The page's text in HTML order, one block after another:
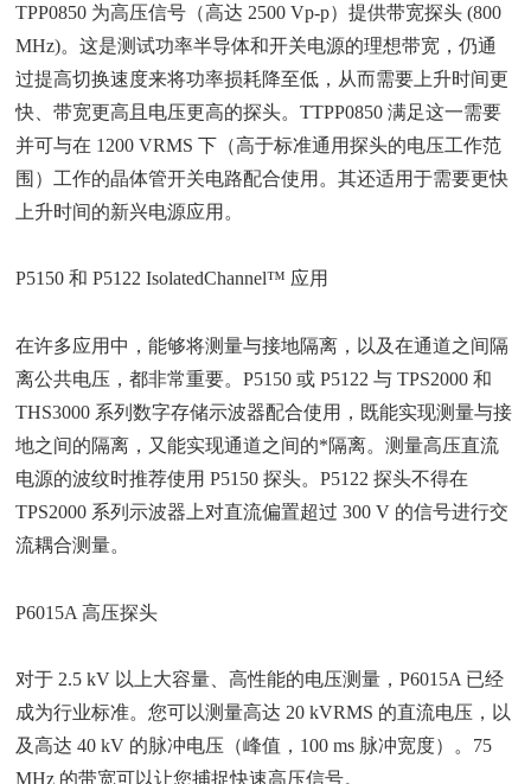
TPP0850 为高压信号（高达 2500 Vp-p）提供带宽探头 (800
MHz)。这是测试功率半导体和开关电源的理想带宽，仍通
过提高切换速度来将功率损耗降至低，从而需要上升时间更
快、带宽更高且电压更高的探头。TTPP0850 满足这一需要
并可与在 1200 VRMS 下（高于标准通用探头的电压工作范
围）工作的晶体管开关电路配合使用。其还适用于需要更快
上升时间的新兴电源应用。
P5150 和 P5122 IsolatedChannel™ 应用
在许多应用中，能够将测量与接地隔离，以及在通道之间隔
离公共电压，都非常重要。P5150 或 P5122 与 TPS2000 和
THS3000 系列数字存储示波器配合使用，既能实现测量与接
地之间的隔离，又能实现通道之间的*隔离。测量高压直流
电源的波纹时推荐使用 P5150 探头。P5122 探头不得在
TPS2000 系列示波器上对直流偏置超过 300 V 的信号进行交
流耦合测量。
P6015A 高压探头
对于 2.5 kV 以上大容量、高性能的电压测量，P6015A 已经
成为行业标准。您可以测量高达 20 kVRMS 的直流电压，以
及高达 40 kV 的脉冲电压（峰值，100 ms 脉冲宽度）。75
MHz 的带宽可以让您捕捉快速高压信号。